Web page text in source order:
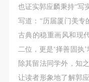
也证实郭应麟秉持“写
写道：“历届厦门美专
古典的稳重画风和现
二位，更是‘择善固执
除其留法同学外，知
让读者形象地了解郭